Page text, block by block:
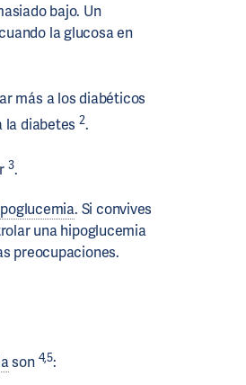
bajo. Un
la glucosa en
más a los diabéticos
la diabetes2.
3.
. Si convives
una hipoglucemia
preocupaciones.
son 4,5: